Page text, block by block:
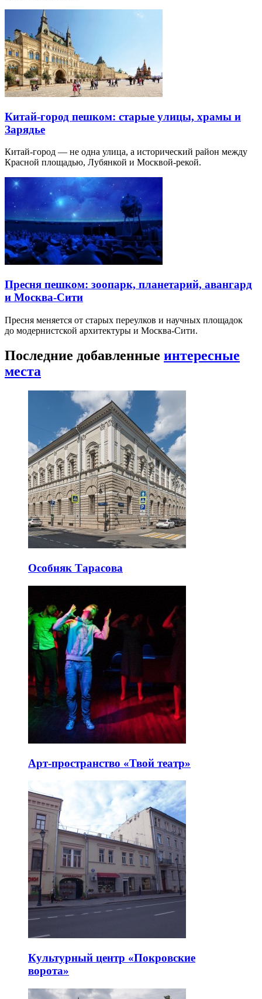
Китай-город пешком: старые улицы, храмы и
Зарядье
Китай-город — не одна улица, а исторический район между
Красной площадью, Лубянкой и Москвой-рекой.
Пресня пешком: зоопарк, планетарий, авангард
и Москва-Сити
Пресня меняется от старых переулков и научных площадок
до модернистской архитектуры и Москва-Сити.
Последние добавленные интересные
места
Особняк Тарасова
Арт-пространство «Твой театр»
Культурный центр «Покровские
ворота»